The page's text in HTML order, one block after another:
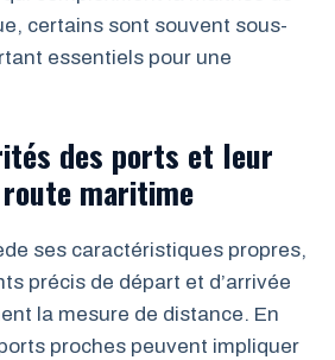
certains sont souvent sous-
essentiels pour une
des ports et leur
maritime
ses caractéristiques propres,
précis de départ et d’arrivée
la mesure de distance. En
proches peuvent impliquer